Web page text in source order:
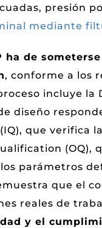
presión
mediante
ha de
, conforme a los
incluye la
diseño
que verifica
(OQ),
parámetros
que el
reales de
y el